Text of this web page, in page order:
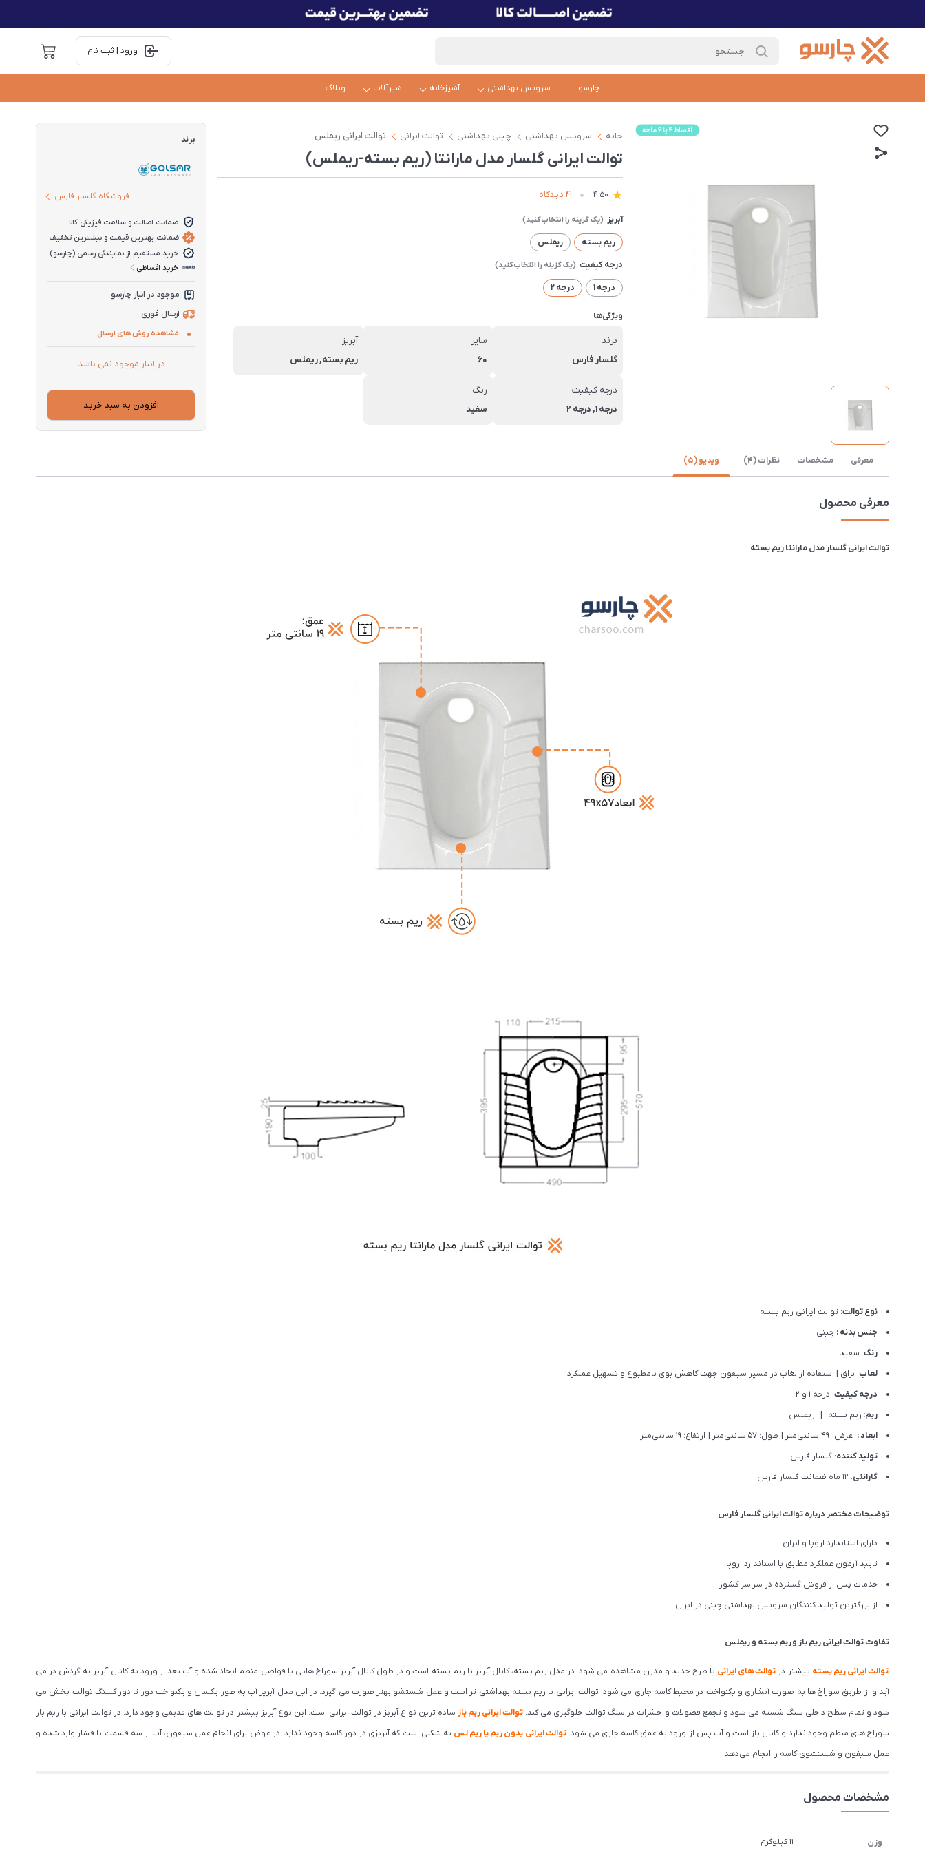
ورود | ثبت نام
چارسو سرویس بهداشتی آشپزخانه شیرآلات وبلاگ
خانه سرویس بهداشتی چینی بهداشتی توالت ایرانی توالت ایرانی ریملس
توالت ایرانی گلسار مدل مارانتا (ریم بسته-ریملس)
4.50 4 دیدگاه
آبریز
ریم بسته ریملس
درجه کیفیت
درجه 1 درجه 2
ویژگی‌ها
برند
گلسار فارس
سایز
60
آبریز
ریم بسته, ریملس
درجه کیفیت
درجه 1, درجه 2
رنگ
سفید
برند
فروشگاه گلسار فارس
ضمانت اصالت و سلامت فیزیکی کالا
ضمانت بهترین قیمت و بیشترین تخفیف
خرید مستقیم از نمایندگی رسمی (چارسو)
خرید اقساطی
موجود در انبار چارسو
ارسال فوری
مشاهده روش های ارسال
در انبار موجود نمی باشد
افزودن به سبد خرید
معرفی مشخصات نظرات (4) ویدیو (5)
معرفی محصول
توالت ایرانی گلسار مدل مارانتا ریم بسته
نوع توالت: توالت ایرانی ریم بسته
جنس بدنه : چینی
رنگ: سفید
لعاب: براق | استفاده از لغاب در مسیر سیفون جهت کاهش بوی نامطبوع و تسهیل عملکرد
درجه کیفیت: درجه 1 و 2
ریم: ریم بسته | ریملس
ابعاد : عرض: 49 سانتی‌متر | طول: 57 سانتی‌متر | ارتفاع: 19 سانتی‌متر
تولید کننده: گلسار فارس
گارانتی: 12 ماه ضمانت گلسار فارس
توضیحات مختصر درباره توالت ایرانی گلسار فارس
دارای استاندارد اروپا و ایران
تایید آزمون عملکرد مطابق با استاندارد اروپا
خدمات پس از فروش گسترده در سراسر کشور
از بزرگترین تولید کنندگان سرویس بهداشتی چینی در ایران
تفاوت توالت ایرانیریم باز وریم بسته وریملس
توالت ایرانی ریم بسته بیشتر در توالت‌‍‌ های ایرانی با طرح جدید و مدرن مشاهده می شود. در مدل ریم بسته، کانال آبریز یا ریم بسته است و در طول کانال آبریز سوراخ هایی با فواصل منظم ایجاد شده و آب بعد از ورود به کانال آبریز به گردش در می
آید و از طریق سوراخ ها به صورت آبشاری و یکنواخت در محیط کاسه جاری می شود. توالت ایرانی با ریم بسته بهداشتی تر است و عمل شستشو بهتر صورت می گیرد. در این مدل آبریز آب به طور یکسان و یکنواخت دور تا دور کسنگ توالت پخش می
شود و تمام سطح داخلی سنگ شسته می شود و تجمع فضولات و حشرات در سنگ توالت جلوگیری می کند. توالت ایرانی ریم باز ساده ترین نو ع آبریز در توالت ایرانی است. این نوع آبریز بیشتر در توالت های قدیمی وجود دارد. در توالت ایرانی با ریم باز
سوراخ‌ های منظم وجود ندارد و کانال باز است و آب پس از ورود به عمق کاسه جاری می شود.توالت ایرانی بدون ریم یا ریم لس به شکلی است که آبریزی در دور کاسه وجود ندارد. در عوض برای انجام عمل سیفون، آب از سه قسمت با فشار وارد شده و
عمل سیفون و شستشوی کاسه را انجام می‌دهد.
مشخصات محصول
وزن 11 کیلوگرم